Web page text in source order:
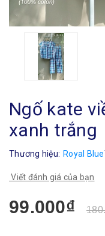
Ngố kate
xanh trắng
Thương hiệu: Royal Blue
Viết đánh giá của bạn
99.000₫